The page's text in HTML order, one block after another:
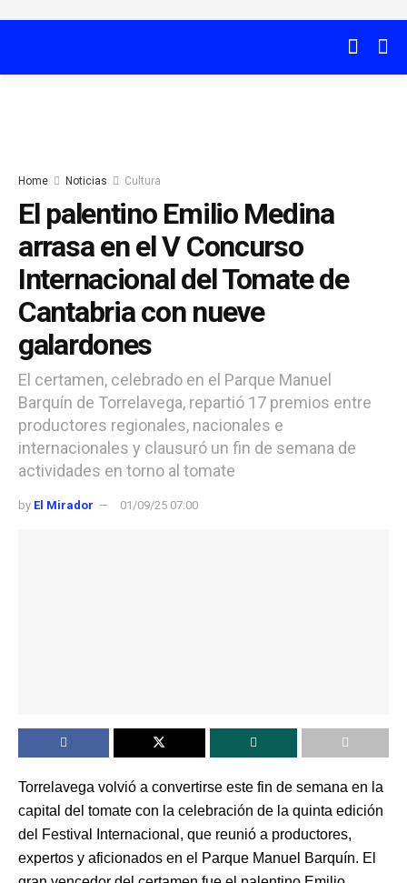
Home Noticias Cultura
El palentino Emilio Medina
arrasa en el V Concurso
Internacional del Tomate de
Cantabria con nueve
galardones
El certamen, celebrado en el Parque Manuel
Barquín de Torrelavega, repartió 17 premios entre
productores regionales, nacionales e
internacionales y clausuró un fin de semana de
actividades en torno al tomate
by El Mirador 01/09/25 07:00
Torrelavega volvió a convertirse este fin de semana en la
capital del tomate con la celebración de la quinta edición
del Festival Internacional, que reunió a productores,
expertos y aficionados en el Parque Manuel Barquín. El